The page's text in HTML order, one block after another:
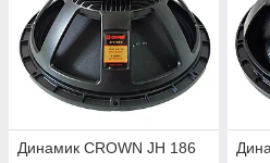
Динамик CROWN JH 186